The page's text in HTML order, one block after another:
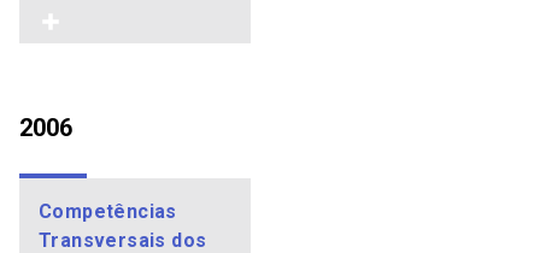
2006
Competências
Transversais dos